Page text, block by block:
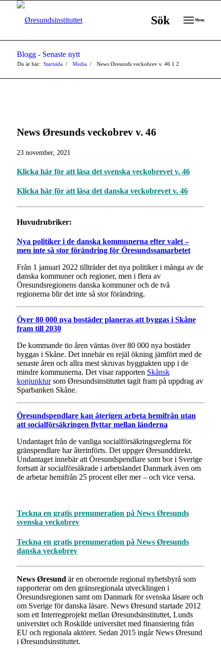
Sök Menu
Blogg - Senaste nytt
Du är här: Startsida 1
/ Media 2
/ News Øresunds veckobrev v. 46
News Øresunds veckobrev v. 46
23 november, 2021
Klicka här för att läsa det svenska veckobrevet v. 46
Klicka här för att läsa det danska veckobrevet v. 46
Huvudrubriker:
Nya politiker i de danska kommunerna efter valet –
men inte så stor förändring för Öresundssamarbetet
Från 1 januari 2022 tillträder det nya politiker i många av de
danska kommuner och regioner, men i flera av
Öresundsregionens danska kommuner och de två
regionerna blir det inte så stor förändring.
Över 80 000 nya bostäder planeras att byggas i Skåne
fram till 2030
De kommande tio åren väntas över 80 000 nya bostäder
byggas i Skåne. Det innebär en rejäl ökning jämfört med de
senaste åren och allra mest skruvas byggtakten upp i de
mindre kommunerna. Det visar rapporten Skånsk
konjunktursom Øresundsinstituttet tagit fram på uppdrag av
Sparbanken Skåne.
Öresundspendlare kan återigen arbeta hemifrån utan
att socialförsäkringen flyttar mellan länderna
Undantaget från de vanliga socialförsäkringsreglerna för
gränspendlare har återinförts. Det uppger Øresunddirekt.
Undantaget innebär att Öresundspendlare som bor i Sverige
fortsatt är socialförsäkrade i arbetslandet Danmark även om
de arbetar hemifrån 25 procent eller mer – och vice versa.
Teckna en gratis prenumeration på News Øresunds
svenska veckobrev
Teckna en gratis prenumeration på News Øresunds
danska veckobrev
News Øresund är en oberoende regional nyhetsbyrå som
rapporterar om den gränsregionala utvecklingen i
Öresundsregionen samt om Danmark för svenska läsare och
om Sverige för danska läsare. News Øresund startade 2012
som ett Interregprojekt mellan Øresundsinstituttet, Lunds
universitet och Roskilde universitet med finansiering från
EU och regionala aktörer. Sedan 2015 ingår News Øresund
i Øresundsinstituttet.